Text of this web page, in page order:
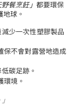
野餐烹飪」 都要環保
球。
少一次性塑膠製品
保不會對露營地造成
碳足跡。
境。